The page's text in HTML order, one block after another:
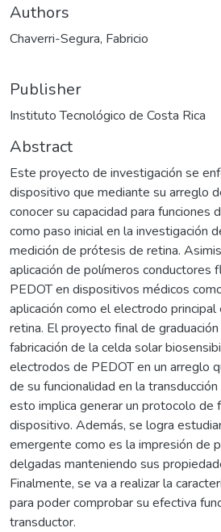
Authors
Chaverri-Segura, Fabricio
Publisher
Instituto Tecnológico de Costa Rica
Abstract
Este proyecto de investigación se
dispositivo que mediante su arreglo
conocer su capacidad para funciones
como paso inicial en la investigación
medición de prótesis de retina.
aplicación de polímeros conductores
PEDOT en dispositivos médicos
aplicación como el electrodo
retina. El proyecto final de
fabricación de la celda solar
electrodos de PEDOT en un arreglo
de su funcionalidad en la
esto implica generar un protocolo de
dispositivo. Además, se logra
emergente como es la impresión de
delgadas manteniendo sus
Finalmente, se va a realizar la
para poder comprobar su efectiva
transductor.